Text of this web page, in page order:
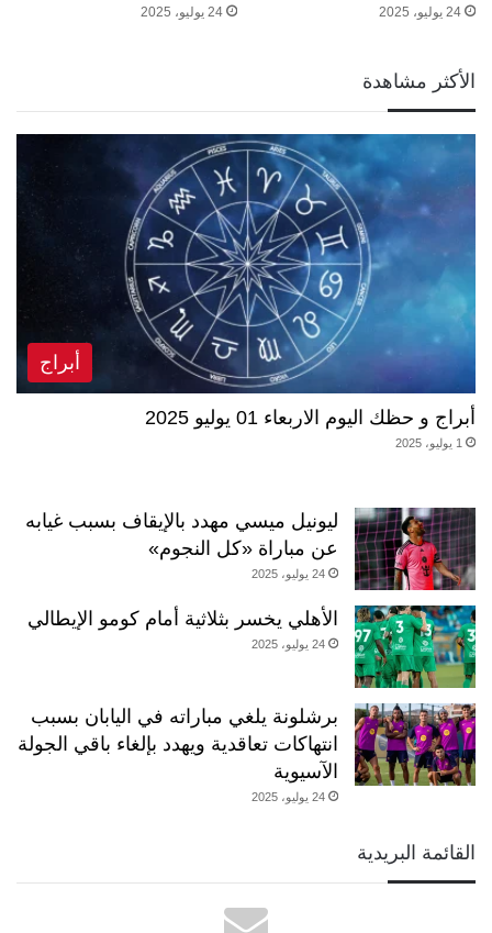
24 يوليو، 2025 24 يوليو، 2025
الأكثر مشاهدة
أبراج
أبراج و حظك اليوم الاربعاء 01 يوليو 2025
1 يوليو، 2025
ليونيل ميسي مهدد بالإيقاف بسبب غيابه
عن مباراة «كل النجوم»
24 يوليو، 2025
الأهلي يخسر بثلاثية أمام كومو الإيطالي
24 يوليو، 2025
برشلونة يلغي مباراته في اليابان بسبب
انتهاكات تعاقدية ويهدد بإلغاء باقي الجولة
الآسيوية
24 يوليو، 2025
القائمة البريدية